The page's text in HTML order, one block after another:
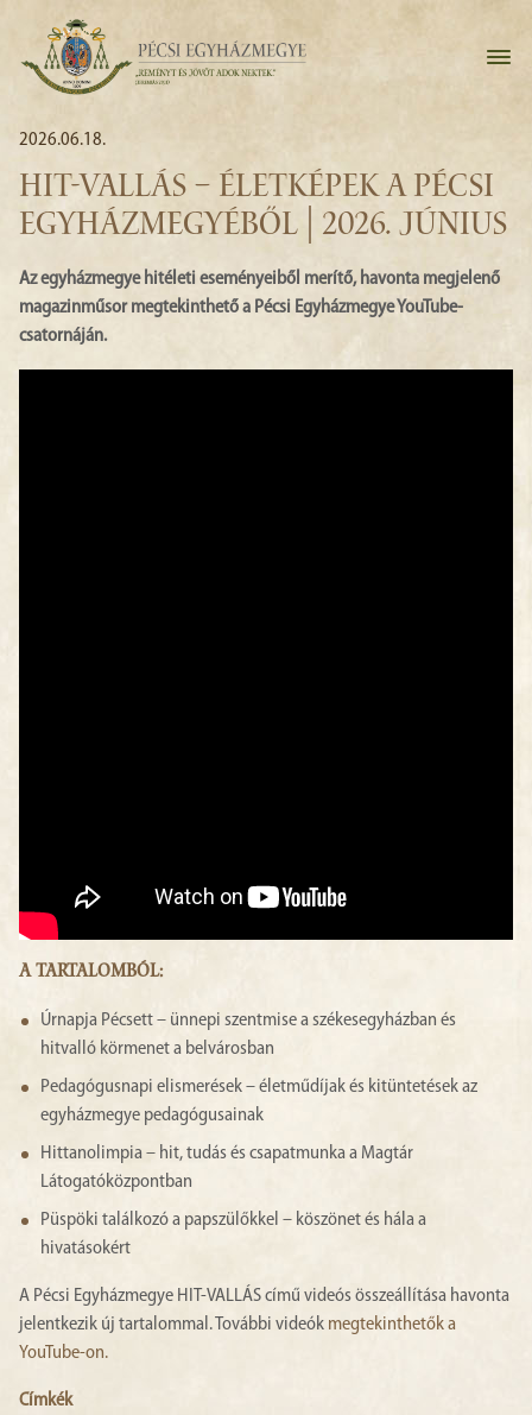
2026.06.18.
HIT-VALLÁS – ÉLETKÉPEK A PÉCSI
EGYHÁZMEGYÉBŐL | 2026. JÚNIUS
Az egyházmegye hitéleti eseményeiből merítő, havonta megjelenő
magazinműsor megtekinthető a Pécsi Egyházmegye YouTube-
csatornáján.
A TARTALOMBÓL:
Úrnapja Pécsett – ünnepi szentmise a székesegyházban és
hitvalló körmenet a belvárosban
Pedagógusnapi elismerések – életműdíjak és kitüntetések az
egyházmegye pedagógusainak
Hittanolimpia – hit, tudás és csapatmunka a Magtár
Látogatóközpontban
Püspöki találkozó a papszülőkkel – köszönet és hála a
hivatásokért
A Pécsi Egyházmegye HIT-VALLÁS című videós összeállítása havonta
jelentkezik új tartalommal. További videók megtekinthetők a
YouTube-on.
Címkék